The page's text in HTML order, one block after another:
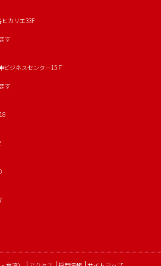
カリエ33F
す
ビジネスセンター15Ｆ
す